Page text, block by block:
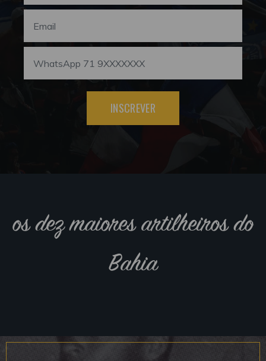
INSCREVER
os dez maiores artilheiros do
Bahia